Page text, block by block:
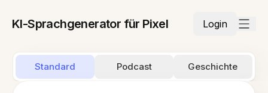
KI-Sprachgenerator für Pixel Login
Standard Podcast Geschichte